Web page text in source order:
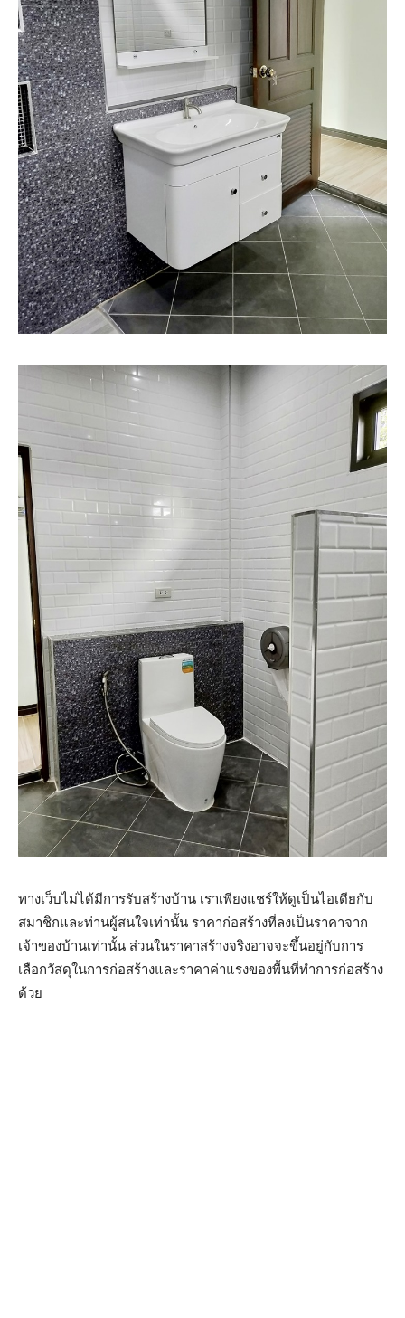
ทางเว็บไม่ได้มีการรับสร้างบ้าน เราเพียงแชร์ให้ดูเป็นไอเดียกับ
สมาชิกและท่านผู้สนใจเท่านั้น ราคาก่อสร้างที่ลงเป็นราคาจาก
เจ้าของบ้านเท่านั้น ส่วนในราคาสร้างจริงอาจจะขึ้นอยู่กับการ
เลือกวัสดุในการก่อสร้างและราคาค่าแรงของพื้นที่ทำการก่อสร้าง
ด้วย